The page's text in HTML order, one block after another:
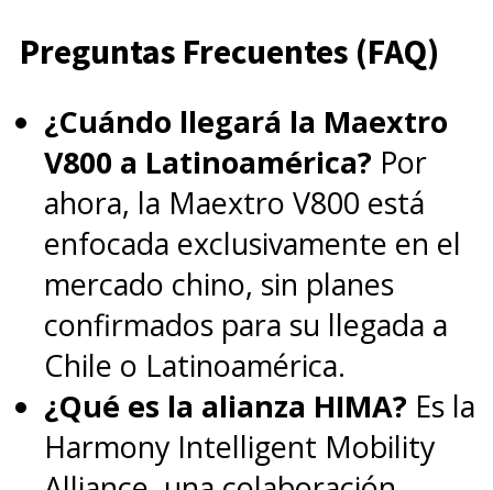
Preguntas Frecuentes (FAQ)
¿Cuándo llegará la Maextro
V800 a Latinoamérica? Por
ahora, la Maextro V800 está
enfocada exclusivamente en el
mercado chino, sin planes
confirmados para su llegada a
Chile o Latinoamérica.
¿Qué es la alianza HIMA? Es la
Harmony Intelligent Mobility